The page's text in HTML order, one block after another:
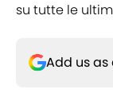
su tutte le
Add us